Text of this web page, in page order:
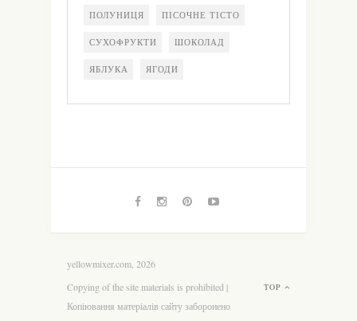
ПОЛУНИЦЯ ПІСОЧНЕ ТІСТО
СУХОФРУКТИ ШОКОЛАД
ЯБЛУКА ЯГОДИ
yellowmixer.com, 2026
TOP
Copying of the site materials is prohibited |
Копіювання матеріалів сайту заборонено